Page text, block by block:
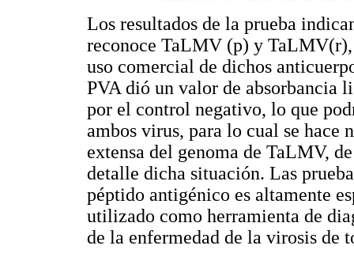
Los resultados de la prueba
reconoce TaLMV (p) y
uso comercial de dichos
PVA dió un valor de absorbancia
por el control negativo, lo que
ambos virus, para lo cual se hace
extensa del genoma de TaLMV,
detalle dicha situación. Las
péptido antigénico es altamente
utilizado como herramienta de
de la enfermedad de la virosis de